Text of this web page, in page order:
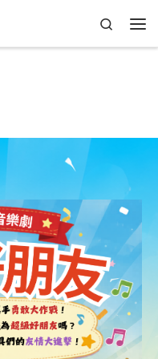
Search